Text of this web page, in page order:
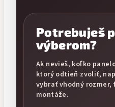
Potrebuješ
výberom?
Ak nevieš, koľko
ktorý odtieň zvoliť,
vybrať vhodný rozmer,
montáže.